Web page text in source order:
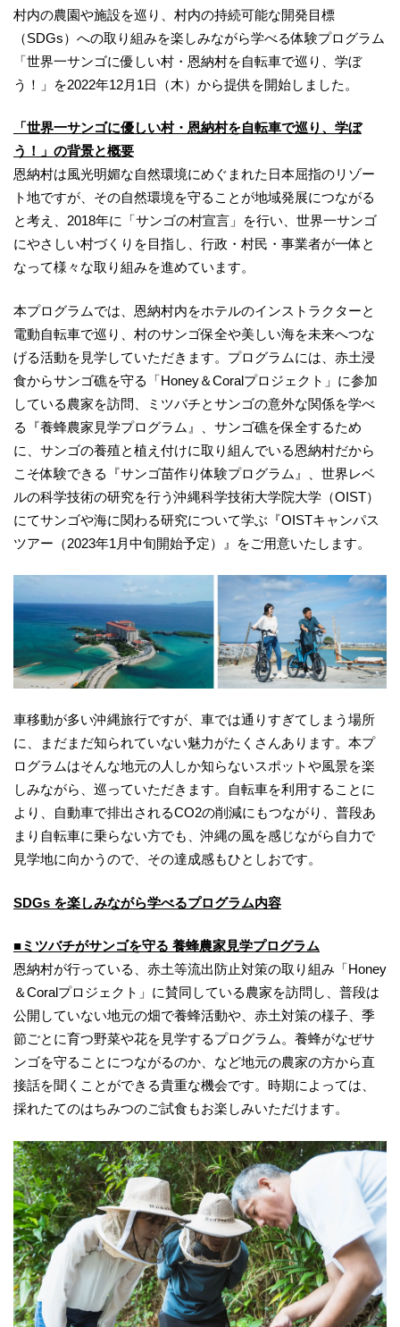
村内の農園や施設を巡り、村内の持続可能な開発目標
（SDGs）への取り組みを楽しみながら学べる体験プログラム
「世界一サンゴに優しい村・恩納村を自転車で巡り、学ぼ
う！」を2022年12月1日（木）から提供を開始しました。
「世界一サンゴに優しい村・恩納村を自転車で巡り、学ぼ
う！」の背景と概要
恩納村は風光明媚な自然環境にめぐまれた日本屈指のリゾー
ト地ですが、その自然環境を守ることが地域発展につながる
と考え、2018年に「サンゴの村宣言」を行い、世界一サンゴ
にやさしい村づくりを目指し、行政・村民・事業者が一体と
なって様々な取り組みを進めています。
本プログラムでは、恩納村内をホテルのインストラクターと
電動自転車で巡り、村のサンゴ保全や美しい海を未来へつな
げる活動を見学していただきます。プログラムには、赤土浸
食からサンゴ礁を守る「Honey＆Coralプロジェクト」に参加
している農家を訪問、ミツバチとサンゴの意外な関係を学べ
る『養蜂農家見学プログラム』、サンゴ礁を保全するため
に、サンゴの養殖と植え付けに取り組んでいる恩納村だから
こそ体験できる『サンゴ苗作り体験プログラム』、世界レベ
ルの科学技術の研究を行う沖縄科学技術大学院大学（OIST）
にてサンゴや海に関わる研究について学ぶ『OISTキャンパス
ツアー（2023年1月中旬開始予定）』をご用意いたします。
車移動が多い沖縄旅行ですが、車では通りすぎてしまう場所
に、まだまだ知られていない魅力がたくさんあります。本プ
ログラムはそんな地元の人しか知らないスポットや風景を楽
しみながら、巡っていただきます。自転車を利用することに
より、自動車で排出されるCO2の削減にもつながり、普段あ
まり自転車に乗らない方でも、沖縄の風を感じながら自力で
見学地に向かうので、その達成感もひとしおです。
SDGs を楽しみながら学べるプログラム内容
■ミツバチがサンゴを守る 養蜂農家見学プログラム
恩納村が行っている、赤土等流出防止対策の取り組み「Honey
＆Coralプロジェクト」に賛同している農家を訪問し、普段は
公開していない地元の畑で養蜂活動や、赤土対策の様子、季
節ごとに育つ野菜や花を見学するプログラム。養蜂がなぜサ
ンゴを守ることにつながるのか、など地元の農家の方から直
接話を聞くことができる貴重な機会です。時期によっては、
採れたてのはちみつのご試食もお楽しみいただけます。